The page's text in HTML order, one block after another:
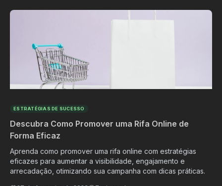
ESTRATÉGIAS DE SUCESSO
Descubra Como Promover uma Rifa Online de
Forma Eficaz
Aprenda como promover uma rifa online com estratégias
eficazes para aumentar a visibilidade, engajamento e
arrecadação, otimizando sua campanha com dicas práticas.